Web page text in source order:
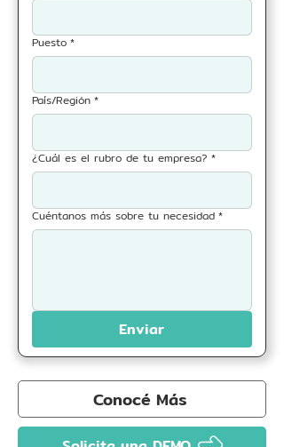
Puesto *
País/Región *
¿Cuál es el rubro de tu empresa? *
Cuéntanos más sobre tu necesidad *
Enviar
Conocé Más